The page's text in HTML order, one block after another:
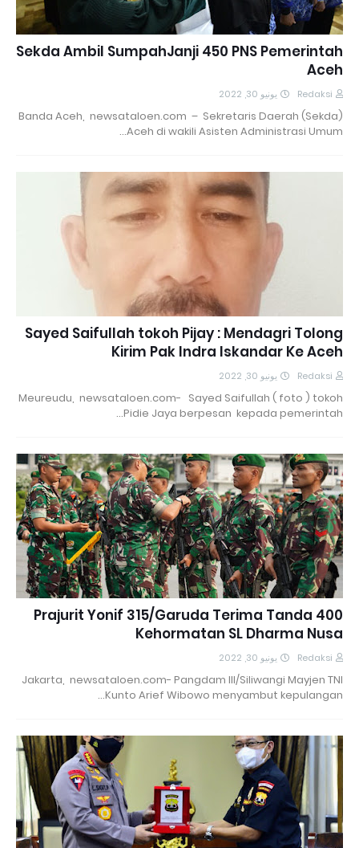
Sekda Ambil SumpahJanji 450 PNS Pemerintah
Aceh
Redaksi يونيو 30, 2022
Banda Aceh, newsataloen.com – Sekretaris Daerah (Sekda)
Aceh di wakili Asisten Administrasi Umum…
Sayed Saifullah tokoh Pijay : Mendagri Tolong
Kirim Pak Indra Iskandar Ke Aceh
Redaksi يونيو 30, 2022
Meureudu, newsataloen.com- Sayed Saifullah ( foto ) tokoh
Pidie Jaya berpesan kepada pemerintah…
400 Prajurit Yonif 315/Garuda Terima Tanda
Kehormatan SL Dharma Nusa
Redaksi يونيو 30, 2022
Jakarta, newsataloen.com- Pangdam III/Siliwangi Mayjen TNI
Kunto Arief Wibowo menyambut kepulangan…